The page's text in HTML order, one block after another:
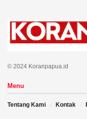
© 2024 Koranpapua.id
Menu
Tentang Kami Kontak